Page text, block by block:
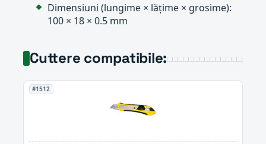
Dimensiuni (lungime × lățime × grosime):
100 × 18 × 0.5 mm
Cuttere compatibile:
#1512